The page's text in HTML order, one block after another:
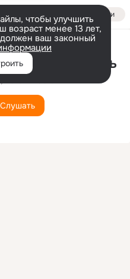
Войти
чтобы улучшить
возраст менее 13 лет,
ваш законный
не осталось
Слушать